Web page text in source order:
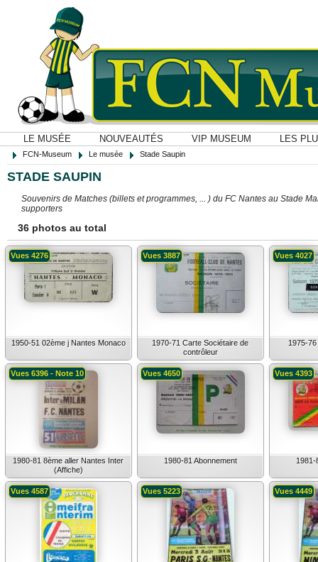
LE MUSÉE NOUVEAUTÉS VIP MUSEUM LES
FCN-Museum Le musée Stade Saupin
STADE SAUPIN
Souvenirs de Matches (billets et programmes, ... ) du FC Nantes au Stade
supporters
36 photos au total
1950-51 02ème j Nantes Monaco
Vues 4276
1970-71 Carte Sociétaire de
contrôleur
Vues 3887
1975-
Vues 4027
1980-81 8ème aller Nantes Inter
(Affiche)
Vues 6396 - Note 10
1980-81 Abonnement
Vues 4650
1981-
Vues 4393
Vues 4587 Vues 5223 Vues 4449